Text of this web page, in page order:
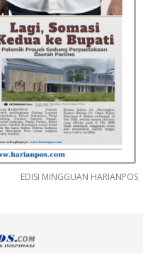
EDISI MINGGUAN HARIANPOS